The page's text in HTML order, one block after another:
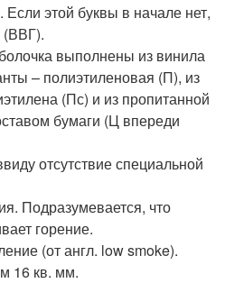
этой буквы в начале нет,
(ВВГ).
выполнены из винила
– полиэтиленовая (П), из
(Пс) и из пропитанной
бумаги (Ц впереди
отсутствие специальной
Подразумевается, что
горение.
(от англ. low smoke).
16 кв. мм.